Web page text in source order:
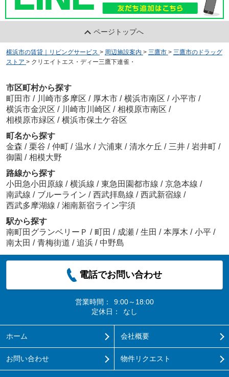
ページトップへ
横浜市の賃貸｜リビングサービス > 周辺施設案内 > 三鷹市 > 三鷹市のドラッグ
ストア > クリエイトエス・ディー三鷹下連雀・
市区町村から探す
町田市 / 川崎市多摩区 / 厚木市 / 横浜市南区 / 小平市 /
横浜市金沢区 / 川崎市川崎区 / 相模原市南区 /
相模原市緑区 / 横浜市保土ケ谷区
町名から探す
金森 / 栗谷 / 仲町 / 温水 / 六浦東 / 清水ケ丘 / 三井 / 岩井町 /
御園 / 相模大野
路線から探す
小田急小田原線 / 横浜線 / 東急田園都市線 / 京急本線 /
南武線 / ブルーライン / 西武拝島線 / 西武新宿線 /
西武多摩湖線 / 湘南新宿ライン宇須
駅から探す
南町田グランベリーＰ / 町田 / 成瀬 / 生田 / 本厚木 / 小平 /
南太田 / 青梅街道 / 追浜 / 中野島
電話でお問い合わせ
営業時間：
9:00～18:00
定休日：
なし
ホーム 会社概要
お問い合わせ 物件リクエスト